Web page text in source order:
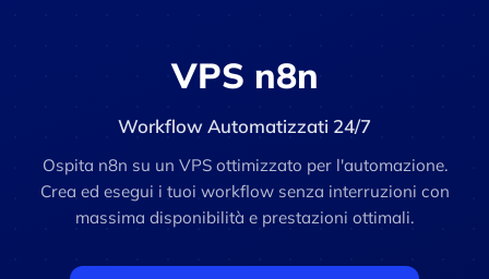
VPS n8n
Workflow Automatizzati 24/7
Ospita n8n su un VPS ottimizzato per l'automazione.
Crea ed esegui i tuoi workflow senza interruzioni con
massima disponibilità e prestazioni ottimali.